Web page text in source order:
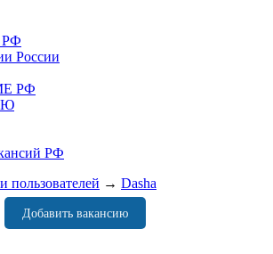
РФ
России
РФ
РФ
пользователей → Dasha
Добавить вакансию